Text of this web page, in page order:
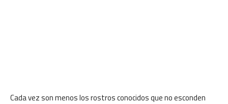
Cada vez son menos los rostros conocidos que no esconden